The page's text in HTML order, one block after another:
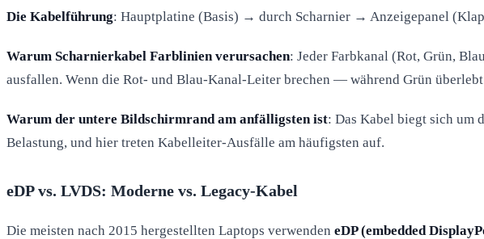
Die Kabelführung: Hauptplatine (Basis) → durch Scharnier → Anzeigepanel
Warum Scharnierkabel Farblinien verursachen: Jeder Farbkanal (Rot, Grün,
ausfallen. Wenn die Rot- und Blau-Kanal-Leiter brechen — während Grün
Warum der untere Bildschirmrand am anfälligsten ist: Das Kabel biegt sich um
Belastung, und hier treten Kabelleiter-Ausfälle am häufigsten auf.
eDP vs. LVDS: Moderne vs. Legacy-Kabel
Die meisten nach 2015 hergestellten Laptops verwenden eDP (embedded